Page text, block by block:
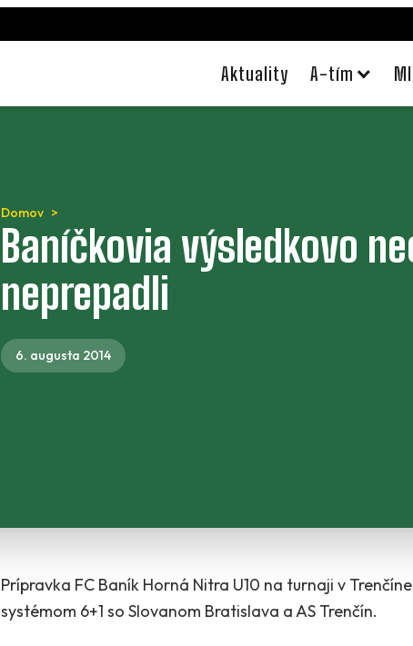
Aktuality A-tím
Domov
Baníčkovia výsledkovo
neprepadli
6. augusta 2014
Prípravka FC Baník Horná Nitra U10 na turnaji v
systémom 6+1 so Slovanom Bratislava a AS Trenčín.